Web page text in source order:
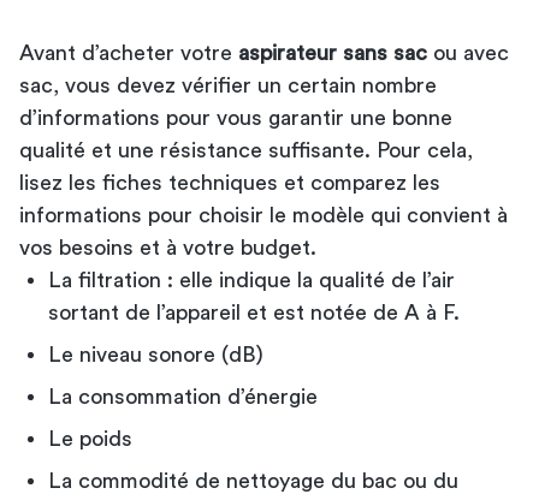
Avant d’acheter votre aspirateur sans sac ou avec
sac, vous devez vérifier un certain nombre
d’informations pour vous garantir une bonne
qualité et une résistance suffisante. Pour cela,
lisez les fiches techniques et comparez les
informations pour choisir le modèle qui convient à
vos besoins et à votre budget.
La filtration : elle indique la qualité de l’air
sortant de l’appareil et est notée de A à F.
Le niveau sonore (dB)
La consommation d’énergie
Le poids
La commodité de nettoyage du bac ou du